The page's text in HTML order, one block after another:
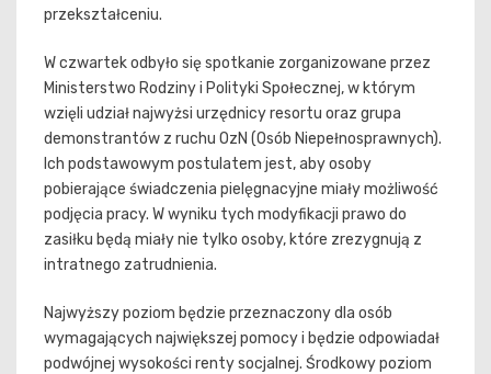
przekształceniu.
W czwartek odbyło się spotkanie zorganizowane przez
Ministerstwo Rodziny i Polityki Społecznej, w którym
wzięli udział najwyżsi urzędnicy resortu oraz grupa
demonstrantów z ruchu OzN (Osób Niepełnosprawnych).
Ich podstawowym postulatem jest, aby osoby
pobierające świadczenia pielęgnacyjne miały możliwość
podjęcia pracy. W wyniku tych modyfikacji prawo do
zasiłku będą miały nie tylko osoby, które zrezygnują z
intratnego zatrudnienia.
Najwyższy poziom będzie przeznaczony dla osób
wymagających największej pomocy i będzie odpowiadał
podwójnej wysokości renty socjalnej. Środkowy poziom